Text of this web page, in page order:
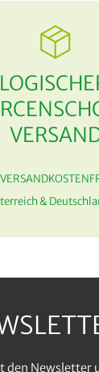
&
den Newsletter